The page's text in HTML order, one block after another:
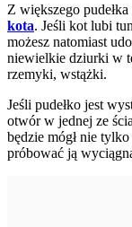
Z większego
kota. Jeśli kot lubi
możesz natomiast
niewielkie dziurki w
rzemyki, wstążki.
Jeśli pudełko jest
otwór w jednej ze
będzie mógł nie
próbować ją